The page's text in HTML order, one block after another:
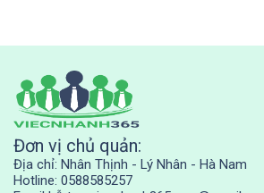
Đơn vị chủ quản:
Địa chỉ: Nhân Thịnh - Lý Nhân - Hà Nam
Hotline: 0588585257